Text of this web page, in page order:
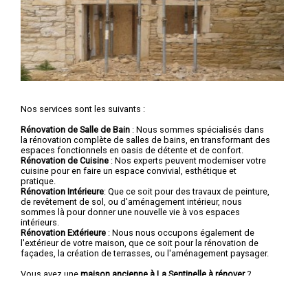
Nos services sont les suivants :
Rénovation de Salle de Bain : Nous sommes spécialisés dans
la rénovation complète de salles de bains, en transformant des
espaces fonctionnels en oasis de détente et de confort.
Rénovation de Cuisine : Nos experts peuvent moderniser votre
cuisine pour en faire un espace convivial, esthétique et
pratique.
Rénovation Intérieure: Que ce soit pour des travaux de peinture,
de revêtement de sol, ou d'aménagement intérieur, nous
sommes là pour donner une nouvelle vie à vos espaces
intérieurs.
Rénovation Extérieure : Nous nous occupons également de
l'extérieur de votre maison, que ce soit pour la rénovation de
façades, la création de terrasses, ou l'aménagement paysager.
Vous avez une maison ancienne à La Sentinelle à rénover?